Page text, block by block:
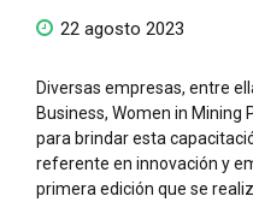
22 agosto 2023
Diversas empresas, entre
Business, Women in Mining
para brindar esta
referente en innovación y
primera edición que se